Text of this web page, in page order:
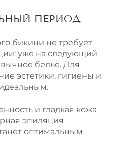
ПЕРИОД
бикини не требует
уже на следующий
бельё. Для
эстетики, гигиены и
и гладкая кожа
эпиляция
оптимальным